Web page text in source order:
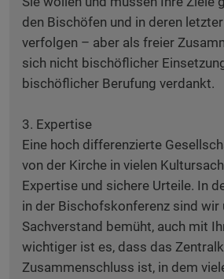
den Bischöfen und in deren
verfolgen – aber als freier
sich nicht bischöflicher
bischöflicher Berufung verdankt.
3. Expertise
Eine hoch differenzierte
von der Kirche in vielen
Expertise und sichere Urteile. In
in der Bischofskonferenz sind wir
Sachverstand bemüht, auch mit
wichtiger ist es, dass das
Zusammenschluss ist, in dem